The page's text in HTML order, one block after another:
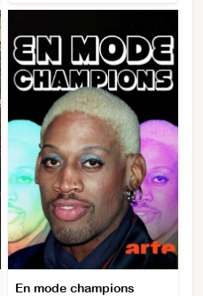
En mode champions